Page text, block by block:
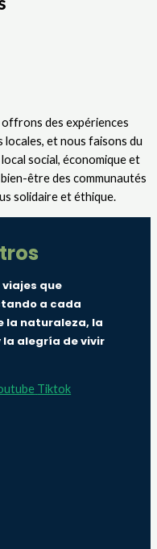
des expériences
locales, et nous faisons du
social, économique et
être des communautés
solidaireet éthique.
viajes que
a cada
la naturaleza, la
alegría de vivir
Tiktok